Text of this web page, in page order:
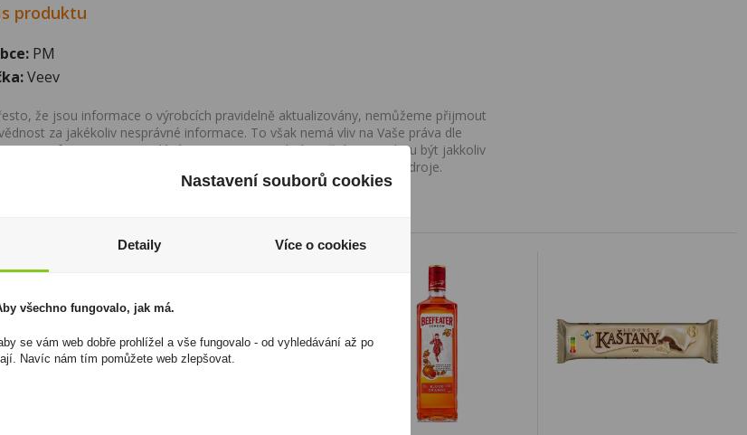
produktu
PM
Veev
že jsou informace o výrobcích pravidelně aktualizovány, nemůžeme přijmout
za jakékoliv nesprávné informace. To však nemá vliv na Vaše práva dle
Tyto informace jsou podávány pouze pro osobní použití a nemohou být jakkoliv
bez předchozího souhlasu DonPealo ani bez řádného uvedení zdroje.
Nastavení souborů cookies
Detaily Více o cookies
všechno fungovalo, jak má.
se vám web dobře prohlížel a vše fungovalo - od vyhledávání až po
Navíc nám tím pomůžete web zlepšovat.